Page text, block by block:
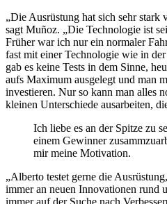
„Die Ausrüstung hat sich sehr stark
sagt Muñoz. „Die Technologie ist
Früher war ich nur ein normaler
fast mit einer Technologie wie in
gab es keine Tests in dem Sinne,
aufs Maximum ausgelegt und man
investieren. Nur so kann man alles
kleinen Unterschiede ausarbeiten,
Ich liebe es an der Spitze zu
einem Gewinner
mir meine Motivation.
„Alberto testet gerne die
immer an neuen Innovationen rund
immer auf der Suche nach